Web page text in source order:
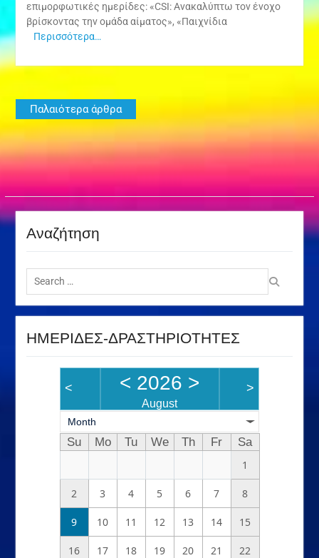
επιμορφωτικές ημερίδες: «CSI: Ανακαλύπτω τον ένοχο
βρίσκοντας την ομάδα αίματος», «Παιχνίδια
Περισσότερα…
Πλοήγηση
άρθρων
Παλαιότερα άρθρα
Αναζήτηση
Search
for:
ΗΜΕΡΙΔΕΣ-ΔΡΑΣΤΗΡΙΟΤΗΤΕΣ
< < 2026 >
August
>
Month
Su Mo Tu We Th Fr
Sa
1
2 3 4 5 6 7 8
9 10 11 12 13 14 15
16 17 18 19 20 21 22